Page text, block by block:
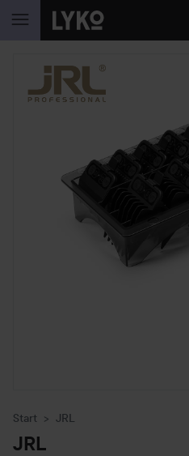
HOPPA TILL INNEHÅLLET
Start JRL
JRL